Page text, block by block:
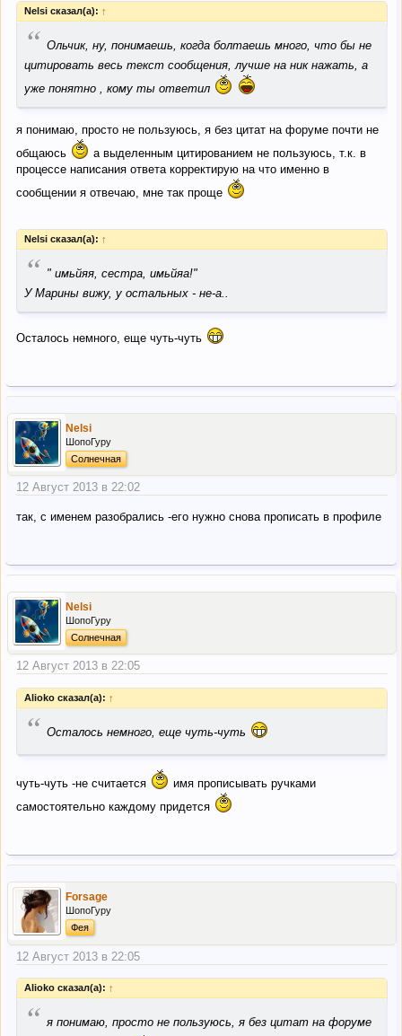
Nelsi сказал(а): ↑
“ Ольчик, ну, понимаешь, когда болтаешь много, что бы не
цитировать весь текст сообщения, лучше на ник нажать, а
уже понятно , кому ты ответил
я понимаю, просто не пользуюсь, я без цитат на форуме почти не
общаюсь
а выделенным цитированием не пользуюсь, т.к. в
процессе написания ответа корректирую на что именно в
сообщении я отвечаю, мне так проще
Nelsi сказал(а): ↑
“ " имьйяя, сестра, имьйяа!"
У Марины вижу, у остальных - не-а..
Осталось немного, еще чуть-чуть
Nelsi
ШопоГуру
Солнечная
12 Август 2013 в 22:02
так, с именем разобрались -его нужно снова прописать в профиле
Nelsi
ШопоГуру
Солнечная
12 Август 2013 в 22:05
Alioko сказал(а): ↑
“ Осталось немного, еще чуть-чуть
чуть-чуть -не считается
имя прописывать ручками
самостоятельно каждому придется
Forsage
ШопоГуру
Фея
12 Август 2013 в 22:05
Alioko сказал(а): ↑
“ я понимаю, просто не пользуюсь, я без цитат на форуме